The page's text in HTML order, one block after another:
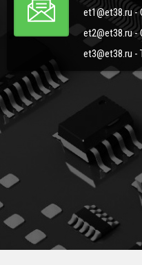
et1@et38.ru
et2@et38.ru
et3@et38.ru -